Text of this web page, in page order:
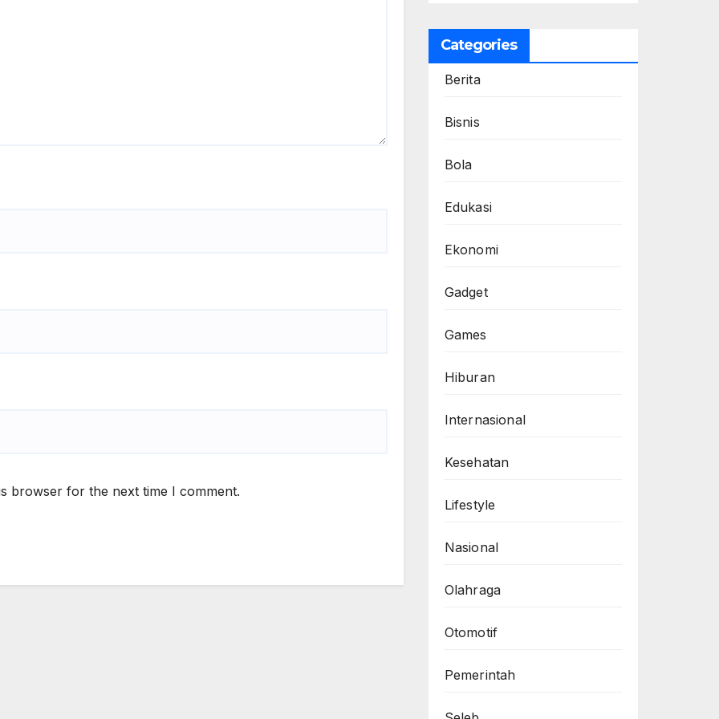
browser for the next time I comment.
Categories
Berita
Bisnis
Bola
Edukasi
Ekonomi
Gadget
Games
Hiburan
Internasional
Kesehatan
Lifestyle
Nasional
Olahraga
Otomotif
Pemerintah